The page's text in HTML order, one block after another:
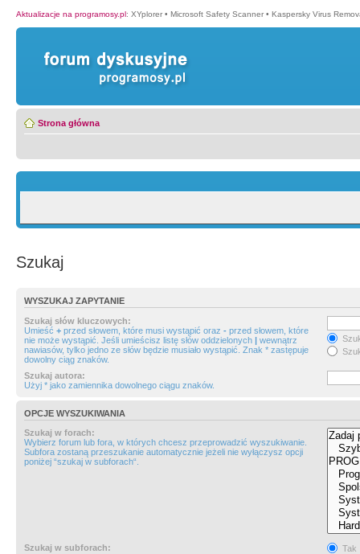
Aktualizacje na programosy.pl: XYplorer • Microsoft Safety Scanner • Kaspersky Virus
Strona główna
Szukaj
WYSZUKAJ ZAPYTANIE
Szukaj słów kluczowych:
Umieść + przed słowem, które musi wystąpić oraz - przed słowem, które
nie może wystąpić. Jeśli umieścisz listę słów oddzielonych | wewnątrz
nawiasów, tylko jedno ze słów będzie musiało wystąpić. Znak * zastępuje
dowolny ciąg znaków.
Szukaj autora:
Użyj * jako zamiennika dowolnego ciągu znaków.
OPCJE WYSZUKIWANIA
Szukaj w forach:
Wybierz forum lub fora, w których chcesz przeprowadzić wyszukiwanie.
Subfora zostaną przeszukanie automatycznie jeżeli nie wyłączysz opcji
poniżej “szukaj w subforach“.
Szukaj w subforach:
Tak